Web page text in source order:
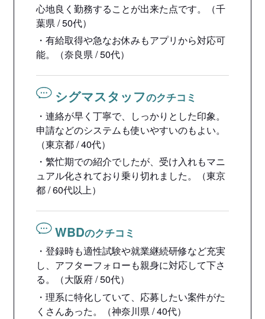
心地良く勤務することが出来た点です。（千
葉県 / 50代）
・有給取得や急なお休みもアプリから対応可
能。（奈良県 / 50代）
シグマスタッフのクチコミ
・連絡が早く丁寧で、しっかりとした印象。
申請などのシステムも使いやすいのもよい。
（東京都 / 40代）
・繁忙期での紹介でしたが、受け入れもマニ
ュアル化されており乗り切れました。（東京
都 / 60代以上）
WBDのクチコミ
・登録時も適性試験や就業継続研修など充実
し、アフターフォローも親身に対応して下さ
る。（大阪府 / 50代）
・理系に特化していて、応募したい案件がた
くさんあった。（神奈川県 / 40代）